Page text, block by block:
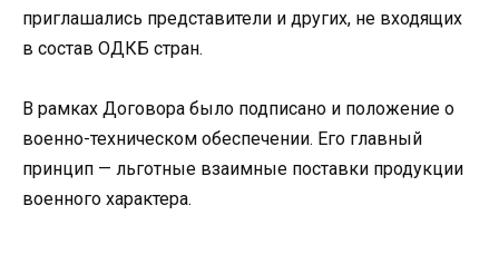
приглашались представители и других, не входящих
в состав ОДКБ стран.
В рамках Договора было подписано и положение о
военно-техническом обеспечении. Его главный
принцип — льготные взаимные поставки продукции
военного характера.